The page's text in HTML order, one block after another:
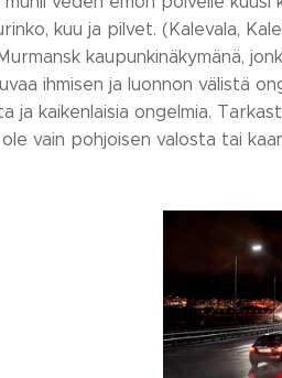
kuu ja pilvet. (Kalevala,
kaupunkinäkymänä,
ihmisen ja luonnon välistä
ja kaikenlaisia ongelmia.
vain pohjoisen valosta tai